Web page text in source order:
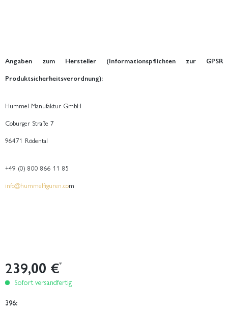
Angaben zum Hersteller (Informationspflichten zur GPSR
Produktsicherheitsverordnung):
Hummel Manufaktur GmbH
Coburger Straße 7
96471 Rödental
+49 (0) 800 866 11 85
info@hummelfiguren.com
239,00 €*
Sofort versandfertig
396: